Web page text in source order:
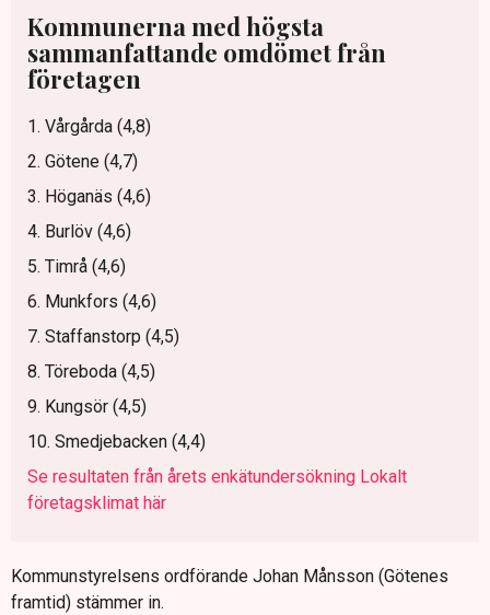
Kommunerna med högsta
sammanfattande omdömet från
företagen
1. Vårgårda (4,8)
2. Götene (4,7)
3. Höganäs (4,6)
4. Burlöv (4,6)
5. Timrå (4,6)
6. Munkfors (4,6)
7. Staffanstorp (4,5)
8. Töreboda (4,5)
9. Kungsör (4,5)
10. Smedjebacken (4,4)
Se resultaten från årets enkätundersökning Lokalt
företagsklimat här
Kommunstyrelsens ordförande Johan Månsson (Götenes
framtid) stämmer in.